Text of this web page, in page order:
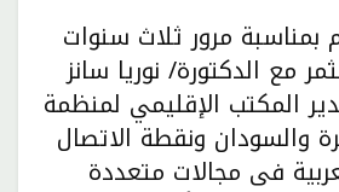
بمناسبة مرور ثلاث سنوات
مع الدكتورة/ نوريا سانز
المكتب الإقليمي لمنظمة
والسودان ونقطة الاتصال
فى مجالات متعددة